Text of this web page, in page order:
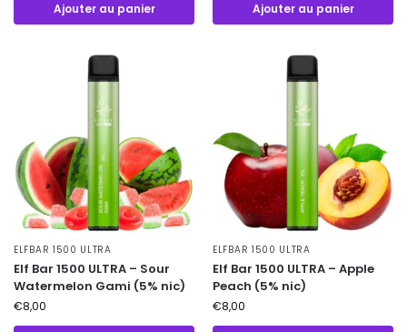
Ajouter au panier Ajouter au panier
ELFBAR 1500 ULTRA
Elf Bar 1500 ULTRA – Sour
Watermelon Gami (5% nic)
€8,00
ELFBAR 1500 ULTRA
Elf Bar 1500 ULTRA – Apple
Peach (5% nic)
€8,00